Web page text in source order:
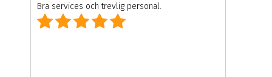
Bra services och trevlig personal.